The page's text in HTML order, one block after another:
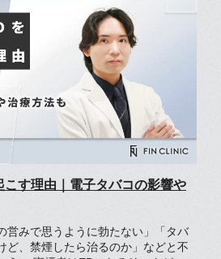
薬について解説します。
す理由｜電子タバコの影響や
営みで思うように勃たない」「タバ
ど、禁煙したら治るのか」などと不